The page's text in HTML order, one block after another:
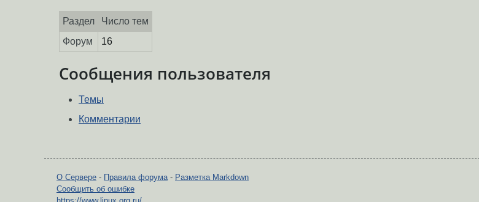
Раздел
Число тем
Форум
16
Сообщения пользователя
Темы
Комментарии
О Сервере - Правила форума- Разметка Markdown
Сообщить об ошибке